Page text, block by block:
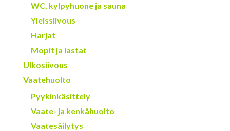
WC, kylpyhuone ja sauna
Yleissiivous
Harjat
Mopit ja lastat
Ulkosiivous
Vaatehuolto
Pyykinkäsittely
Vaate- ja kenkähuolto
Vaatesäilytys